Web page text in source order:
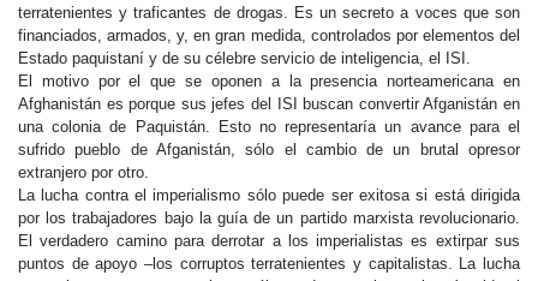
terratenientes y traficantes de drogas. Es un secreto a voces que son
financiados, armados, y, en gran medida, controlados por elementos del
Estado paquistaní y de su célebre servicio de inteligencia, el ISI.
El motivo por el que se oponen a la presencia norteamericana en
Afghanistán es porque sus jefes del ISI buscan convertir Afganistán en
una colonia de Paquistán. Esto no representaría un avance para el
sufrido pueblo de Afganistán, sólo el cambio de un brutal opresor
extranjero por otro.
La lucha contra el imperialismo sólo puede ser exitosa si está dirigida
por los trabajadores bajo la guía de un partido marxista revolucionario.
El verdadero camino para derrotar a los imperialistas es extirpar sus
puntos de apoyo –los corruptos terratenientes y capitalistas. La lucha